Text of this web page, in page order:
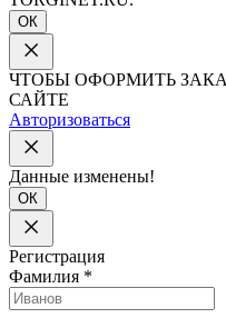
ОК
ЧТОБЫ ОФОРМИТЬ
САЙТЕ
Авторизоваться
Данные изменены!
ОК
Регистрация
Фамилия *